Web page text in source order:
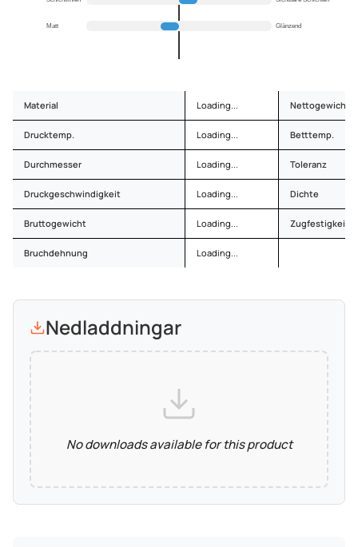
Matt Glänzend
Material Loading... Nettogewicht
Drucktemp. Loading... Betttemp.
Durchmesser Loading... Toleranz
Druckgeschwindigkeit Loading... Dichte
Bruttogewicht Loading... Zugfestigkeit
Bruchdehnung Loading...
Nedladdningar
No downloads available for this product